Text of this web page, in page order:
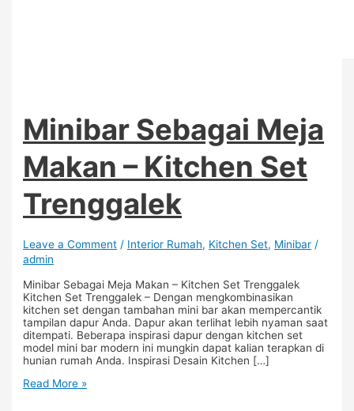
Minibar Sebagai Meja
Makan – Kitchen Set
Trenggalek
Leave a Comment / Interior Rumah, Kitchen Set, Minibar /
admin
Minibar Sebagai Meja Makan – Kitchen Set Trenggalek
Kitchen Set Trenggalek – Dengan mengkombinasikan
kitchen set dengan tambahan mini bar akan mempercantik
tampilan dapur Anda. Dapur akan terlihat lebih nyaman saat
ditempati. Beberapa inspirasi dapur dengan kitchen set
model mini bar modern ini mungkin dapat kalian terapkan di
hunian rumah Anda. Inspirasi Desain Kitchen […]
Read More »